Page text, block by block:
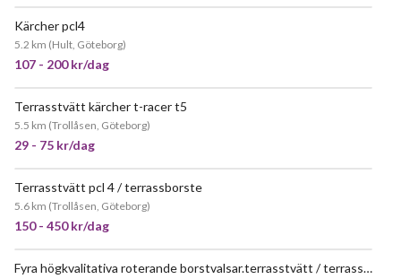
Kärcher pcl4
5.2 km (Hult, Göteborg)
107 - 200 kr/dag
Terrasstvätt kärcher t-racer t5
5.5 km (Trollåsen, Göteborg)
29 - 75 kr/dag
Terrasstvätt pcl 4 / terrassborste
5.6 km (Trollåsen, Göteborg)
150 - 450 kr/dag
JÄTTEPOPULÄR Fyra högkvalitativa roterande borstvalsar.terrasstvätt / terrassborste.